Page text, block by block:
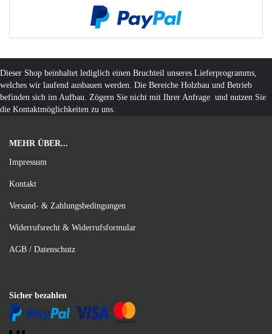
Dieser Shop beinhaltet lediglich einen Bruchteil unseres Lieferprogramms,
welches wir laufend ausbauen werden. Die Bereiche Holzbau und Betrieb
befinden sich im Aufbau. Zögern Sie nicht mit Ihrer Anfrage und nutzen Sie
die Kontaktmöglichkeiten zu uns.
MEHR ÜBER...
Impressum
Kontakt
Versand- & Zahlungsbedingungen
Widerrufsrecht & Widerrufsformular
AGB / Datenschutz
Sicher bezahlen